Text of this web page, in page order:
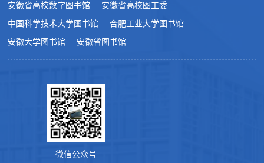
安徽省高校数字图书馆
安徽省高校图工委
中国科学技术大学图书馆
合肥工业大学图书馆
安徽大学图书馆
安徽省图书馆
微信公众号